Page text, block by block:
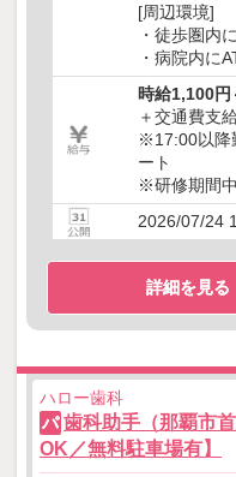
[周辺環境]
・徒歩圏内
・病院内に
時給1,100円
＋交通費支
※17:00以降
ート
※研修期間
2026/07/24
詳細を見る
ハロー歯科
パ 歯科助手（那覇市
OK／無料駐車場有】